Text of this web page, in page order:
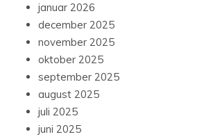
januar 2026
december 2025
november 2025
oktober 2025
september 2025
august 2025
juli 2025
juni 2025